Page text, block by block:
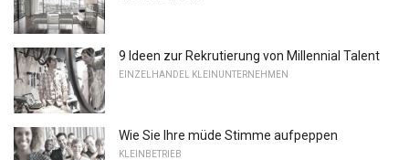
9 Ideen zur Rekrutierung von Millennial Talent
EINZELHANDEL KLEINUNTERNEHMEN
Wie Sie Ihre müde Stimme aufpeppen
KLEINBETRIEB